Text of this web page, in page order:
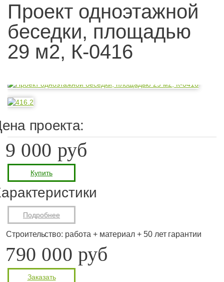
Проект одноэтажной
беседки, площадью
29 м2, К-0416
проекта:
9 000 руб
Купить
Подробнее
Строительство: работа + материал + 50 лет гарантии
790 000 руб
Заказать